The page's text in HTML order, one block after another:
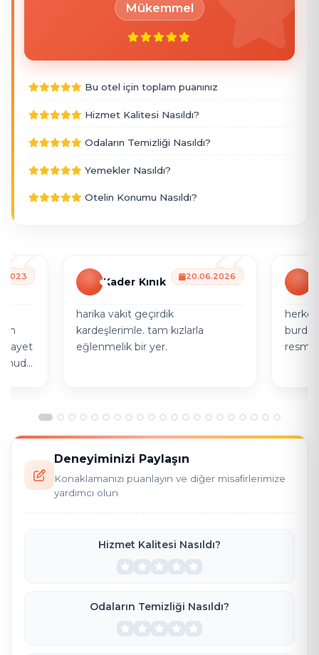
Mükemmel
Bu otel için toplam puanınız
Hizmet Kalitesi Nasıldı?
Odaların Temizliği Nasıldı?
Yemekler Nasıldı?
Otelin Konumu Nasıldı?
gayet
Kader Kınık
harika vakit geçirdik
kardeşlerimle. tam kızlarla
eğlenmelik bir yer.
20.06.2026
burda
Deneyiminizi Paylaşın
Konaklamanızı puanlayın ve diğer misafirlerimize
yardımcı olun
Hizmet Kalitesi Nasıldı?
Odaların Temizliği Nasıldı?